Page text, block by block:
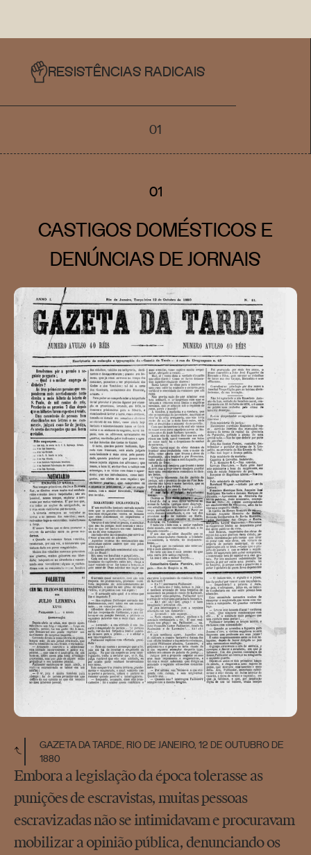
RESISTÊNCIAS RADICAIS
01
01
CASTIGOS DOMÉSTICOS E
DENÚNCIAS DE JORNAIS
GAZETA DA TARDE, RIO DE JANEIRO, 12 DE OUTUBRO DE
1880
Embora a legislação da época tolerasse as
punições de escravistas, muitas pessoas
escravizadas não se intimidavam e procuravam
mobilizar a opinião pública, denunciando os